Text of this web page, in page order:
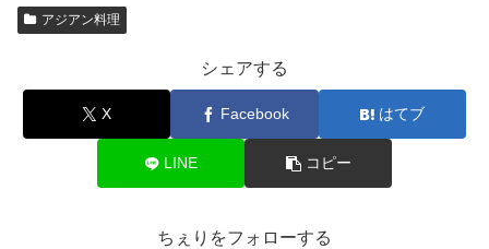
アジアン料理
シェアする
X Facebook はてブ
LINE コピー
ちぇりをフォローする